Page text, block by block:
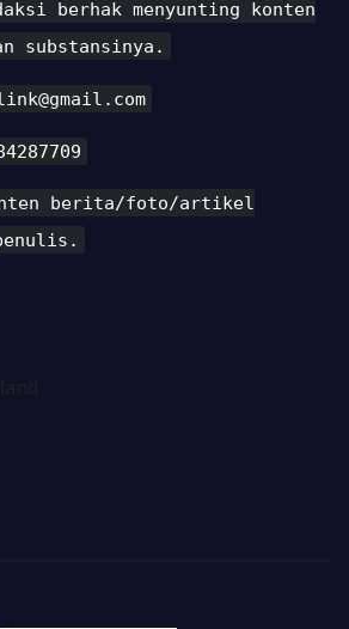
berhak menyunting konten
substansinya.
berita/foto/artikel